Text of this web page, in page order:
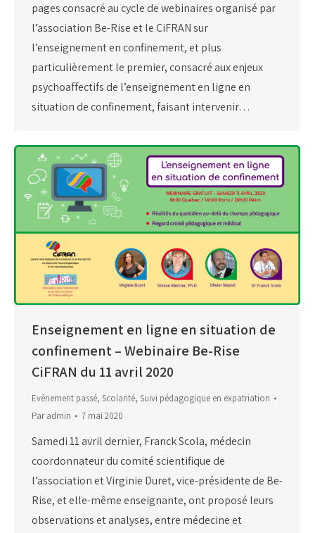
pages consacré au cycle de webinaires organisé par
l’association Be-Rise et le CiFRAN sur
l’enseignement en confinement, et plus
particulièrement le premier, consacré aux enjeux
psychoaffectifs de l’enseignement en ligne en
situation de confinement, faisant intervenir…
Enseignement en ligne en situation de
confinement – Webinaire Be-Rise
CiFRAN du 11 avril 2020
Evènement passé, Scolarité, Suivi pédagogique en expatriation
Paradmin 7 mai 2020
Samedi 11 avril dernier, Franck Scola, médecin
coordonnateur du comité scientifique de
l’association et Virginie Duret, vice-présidente de Be-
Rise, et elle-même enseignante, ont proposé leurs
observations et analyses, entre médecine et